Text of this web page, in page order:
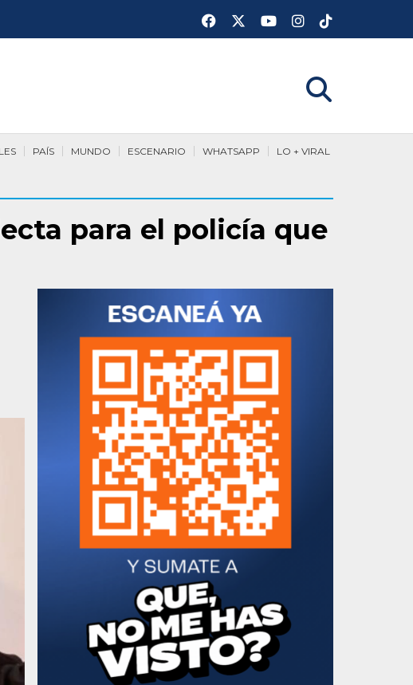
LO + VIRAL
WHATSAPP
ESCENARIO
MUNDO
PAÍS
para el policía que